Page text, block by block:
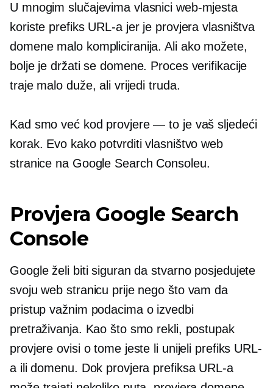
U mnogim slučajevima vlasnici web-mjesta
koriste prefiks URL-a jer je provjera vlasništva
domene malo kompliciranija. Ali ako možete,
bolje je držati se domene. Proces verifikacije
traje malo duže, ali vrijedi truda.
Kad smo već kod provjere — to je vaš sljedeći
korak. Evo kako potvrditi vlasništvo web
stranice na Google Search Consoleu.
Provjera Google Search
Console
Google želi biti siguran da stvarno posjedujete
svoju web stranicu prije nego što vam da
pristup važnim podacima o izvedbi
pretraživanja. Kao što smo rekli, postupak
provjere ovisi o tome jeste li unijeli prefiks URL-
a ili domenu. Dok provjera prefiksa URL-a